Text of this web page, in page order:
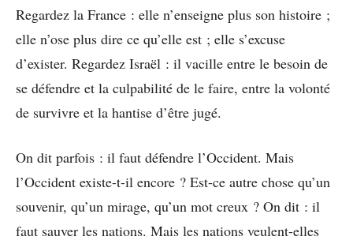
Regardez la France : elle n’enseigne plus son histoire ;
elle n’ose plus dire ce qu’elle est ; elle s’excuse
d’exister. Regardez Israël : il vacille entre le besoin de
se défendre et la culpabilité de le faire, entre la volonté
de survivre et la hantise d’être jugé.
On dit parfois : il faut défendre l’Occident. Mais
l’Occident existe-t-il encore ? Est-ce autre chose qu’un
souvenir, qu’un mirage, qu’un mot creux ? On dit : il
faut sauver les nations. Mais les nations veulent-elles